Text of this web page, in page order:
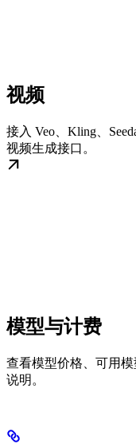
视频
接入 Veo、Kling、
视频生成接口。
模型与计费
查看模型价格、可用
说明。